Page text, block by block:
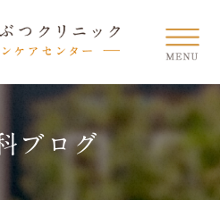
ブログ